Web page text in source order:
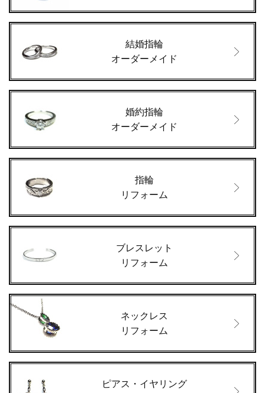
結婚指輪
オーダーメイド
婚約指輪
オーダーメイド
指輪
リフォーム
ブレスレット
リフォーム
ネックレス
リフォーム
ピアス・イヤリング